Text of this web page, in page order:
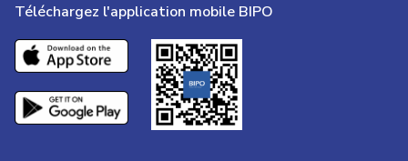
Téléchargez l'application mobile BIPO